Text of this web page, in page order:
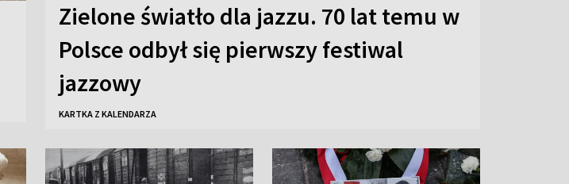
Zielone światło dla jazzu. 70 lat temu w
Polsce odbył się pierwszy festiwal
jazzowy
KARTKA Z KALENDARZA